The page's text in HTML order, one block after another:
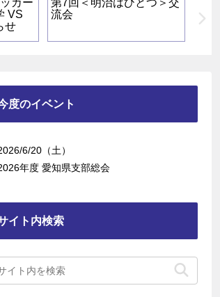
カー
VS
せ
第7回＜明治はひとつ＞交
流会
つ
度のイベント
6/20（土）
年度 愛知県支部総会
イト内検索